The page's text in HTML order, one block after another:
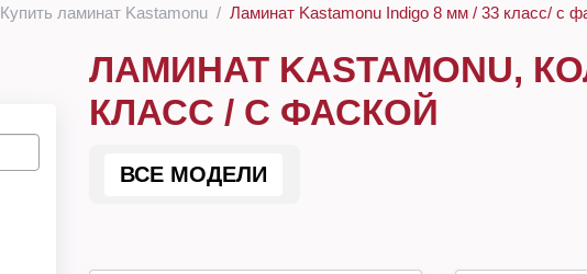
Купить ламинат Kastamonu Ламинат Kastamonu Indigo 8 мм / 33 класс/ с
ЛАМИНАТ KASTAMONU,
КЛАСС / С ФАСКОЙ
ВСЕ МОДЕЛИ